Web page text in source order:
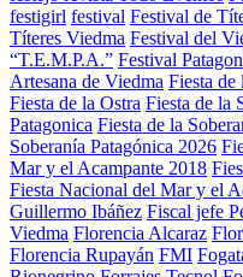
festigirl festival Festival de
Títeres Viedma Festival del
“T.E.M.P.A.” Festival
Artesana de Viedma Fiesta de
Fiesta de la Ostra Fiesta de la
Patagonica Fiesta de la
Soberanía Patagónica 2026
Mar y el Acampante 2018
Fiesta Nacional del Mar y el
Guillermo Ibáñez Fiscal jefe
Viedma Florencia Alcaraz
Florencia Rupayán FMI